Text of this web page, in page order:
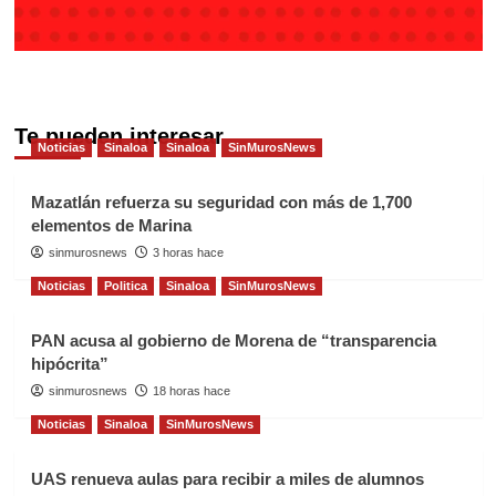
Te pueden interesar
Noticias Sinaloa Sinaloa SinMurosNews
Mazatlán refuerza su seguridad con más de 1,700
elementos de Marina
sinmurosnews 3 horas hace
Noticias Politica Sinaloa SinMurosNews
PAN acusa al gobierno de Morena de “transparencia
hipócrita”
sinmurosnews 18 horas hace
Noticias Sinaloa SinMurosNews
UAS renueva aulas para recibir a miles de alumnos